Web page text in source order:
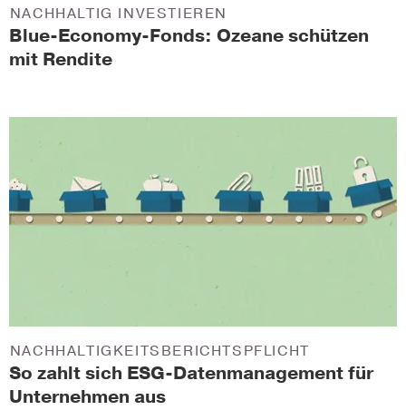
Blue-Economy-Fonds: Ozeane schützen
mit Rendite
NACHHALTIG INVESTIEREN
So zahlt sich ESG-Datenmanagement für
Unternehmen aus
NACHHALTIGKEITSBERICHTSPFLICHT